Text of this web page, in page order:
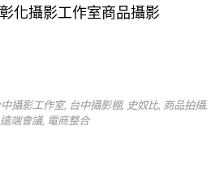
化攝影工作室商品攝影
中攝影工作室, 台中攝影棚, 史奴比, 商品拍攝,
遠端會議, 電商整合